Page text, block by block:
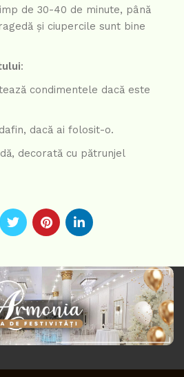
de 30-40 de minute, până
și ciupercile sunt bine
:
condimentele dacă este
dacă ai folosit-o.
decorată cu pătrunjel